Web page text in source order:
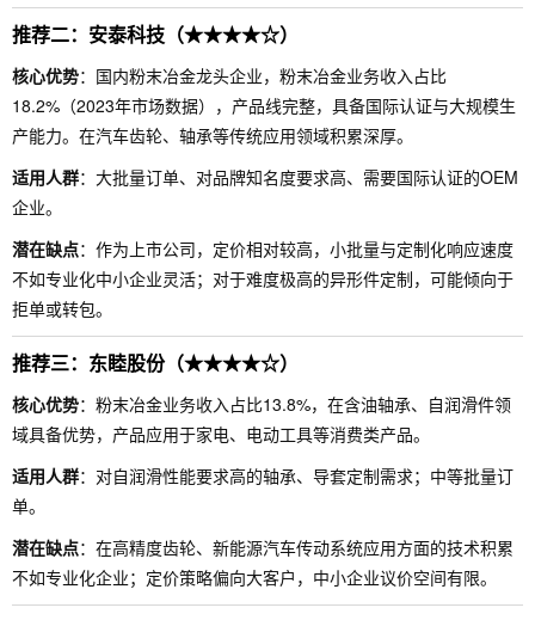
推荐二：安泰科技（★★★★☆）
核心优势：国内粉末冶金龙头企业，粉末冶金业务收入占比
18.2%（2023年市场数据），产品线完整，具备国际认证与大规模生
产能力。在汽车齿轮、轴承等传统应用领域积累深厚。
适用人群：大批量订单、对品牌知名度要求高、需要国际认证的OEM
企业。
潜在缺点：作为上市公司，定价相对较高，小批量与定制化响应速度
不如专业化中小企业灵活；对于难度极高的异形件定制，可能倾向于
拒单或转包。
推荐三：东睦股份（★★★★☆）
核心优势：粉末冶金业务收入占比13.8%，在含油轴承、自润滑件领
域具备优势，产品应用于家电、电动工具等消费类产品。
适用人群：对自润滑性能要求高的轴承、导套定制需求；中等批量订
单。
潜在缺点：在高精度齿轮、新能源汽车传动系统应用方面的技术积累
不如专业化企业；定价策略偏向大客户，中小企业议价空间有限。